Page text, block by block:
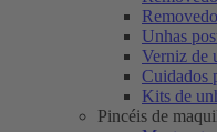
Unhas
Verniz de
Cuidados
Kits de
Pincéis de